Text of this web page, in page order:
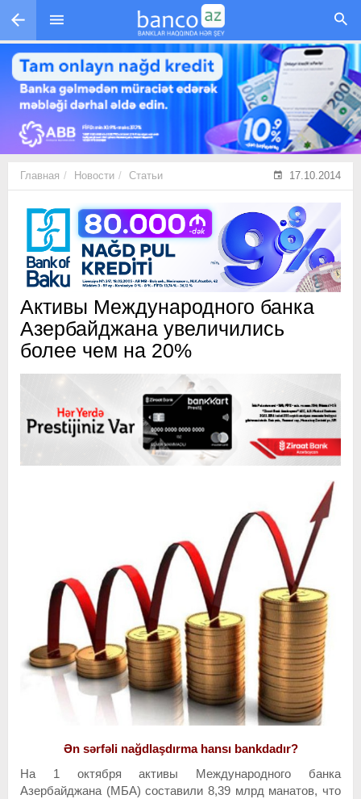
Перейти к основному содержанию
Главная Новости Статьи 17.10.2014
Активы Международного банка
Азербайджана увеличились
более чем на 20%
Ən sərfəli nağdlaşdırma hansı bankdadır?
На 1 октября активы Международного банка
Азербайджана (МБА) составили 8,39 млрд манатов, что